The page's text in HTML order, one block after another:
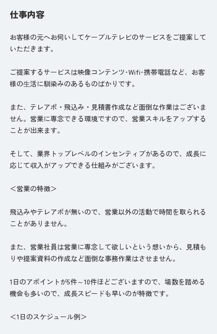
仕事内容
お客様の元へお伺いしてケーブルテレビのサービスをご提案して
いただきます。
ご提案するサービスは映像コンテンツ･Wifi･携帯電話など、お客
様の⽣活に馴染みのあるものばかりです。
また、テレアポ・飛込み・見積書作成など面倒な作業はございま
せん。営業に専念できる環境ですので、営業スキルをアップする
ことが出来ます。
そして、業界トップレベルのインセンティブがあるので、成長に
応じて収入がアップできる仕組みがございます。
＜営業の特徴＞
飛込みやテレアポが無いので、営業以外の活動で時間を取られる
ことがありません。
また、営業社員は営業に専念して欲しいという想いから、見積も
りや提案資料の作成など面倒な事務作業はさせません。
1日のアポイントが5件～10件ほどございますので、場数を踏める
機会も多いので、成長スピードも早いのが特徴です。
＜1日のスケジュール例＞